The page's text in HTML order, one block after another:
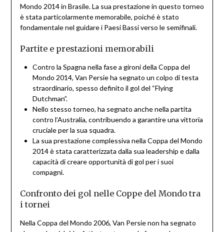
Mondo 2014 in Brasile. La sua prestazione in questo torneo
è stata particolarmente memorabile, poiché è stato
fondamentale nel guidare i Paesi Bassi verso le semifinali.
Partite e prestazioni memorabili
Contro la Spagna nella fase a gironi della Coppa del
Mondo 2014, Van Persie ha segnato un colpo di testa
straordinario, spesso definito il gol del “Flying
Dutchman”.
Nello stesso torneo, ha segnato anche nella partita
contro l’Australia, contribuendo a garantire una vittoria
cruciale per la sua squadra.
La sua prestazione complessiva nella Coppa del Mondo
2014 è stata caratterizzata dalla sua leadership e dalla
capacità di creare opportunità di gol per i suoi
compagni.
Confronto dei gol nelle Coppe del Mondo tra
i tornei
Nella Coppa del Mondo 2006, Van Persie non ha segnato